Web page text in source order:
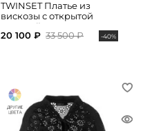
TWINSET Платье из
вискозы с открытой
спинкой
20 100 ₽ 33 500 ₽ -40%